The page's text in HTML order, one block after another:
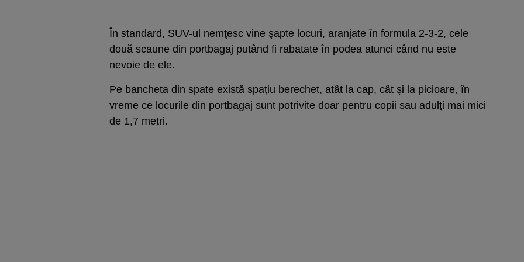
În standard, SUV-ul nemţesc vine şapte locuri, aranjate în formula 2-3-2, cele
două scaune din portbagaj putând fi rabatate în podea atunci când nu este
nevoie de ele.
Pe bancheta din spate există spaţiu berechet, atât la cap, cât şi la picioare, în
vreme ce locurile din portbagaj sunt potrivite doar pentru copii sau adulţi mai mici
de 1,7 metri.